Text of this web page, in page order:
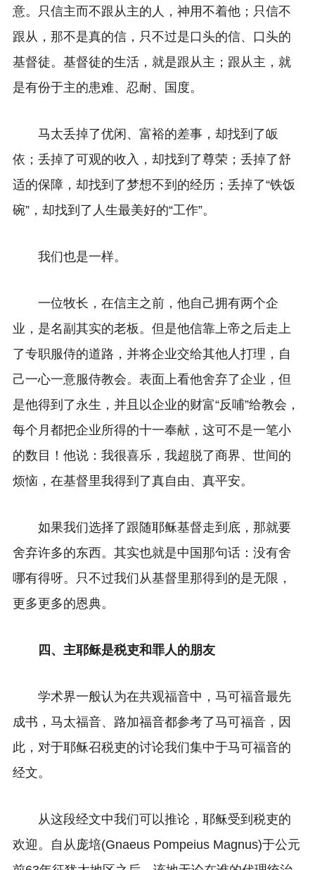
意。只信主而不跟从主的人，神用不着他；只信不
跟从，那不是真的信，只不过是口头的信、口头的
基督徒。基督徒的生活，就是跟从主；跟从主，就
是有份于主的患难、忍耐、国度。
马太丢掉了优闲、富裕的差事，却找到了皈
依；丢掉了可观的收入，却找到了尊荣；丢掉了舒
适的保障，却找到了梦想不到的经历；丢掉了“铁饭
碗”，却找到了人生最美好的“工作”。
我们也是一样。
一位牧长，在信主之前，他自己拥有两个企
业，是名副其实的老板。但是他信靠上帝之后走上
了专职服侍的道路，并将企业交给其他人打理，自
己一心一意服侍教会。表面上看他舍弃了企业，但
是他得到了永生，并且以企业的财富“反哺”给教会，
每个月都把企业所得的十一奉献，这可不是一笔小
的数目！他说：我很喜乐，我超脱了商界、世间的
烦恼，在基督里我得到了真自由、真平安。
如果我们选择了跟随耶稣基督走到底，那就要
舍弃许多的东西。其实也就是中国那句话：没有舍
哪有得呀。只不过我们从基督里那得到的是无限，
更多更多的恩典。
四、主耶稣是税吏和罪人的朋友
学术界一般认为在共观福音中，马可福音最先
成书，马太福音、路加福音都参考了马可福音，因
此，对于耶稣召税吏的讨论我们集中于马可福音的
经文。
从这段经文中我们可以推论，耶稣受到税吏的
欢迎。自从庞培(Gnaeus Pompeius Magnus)于公元